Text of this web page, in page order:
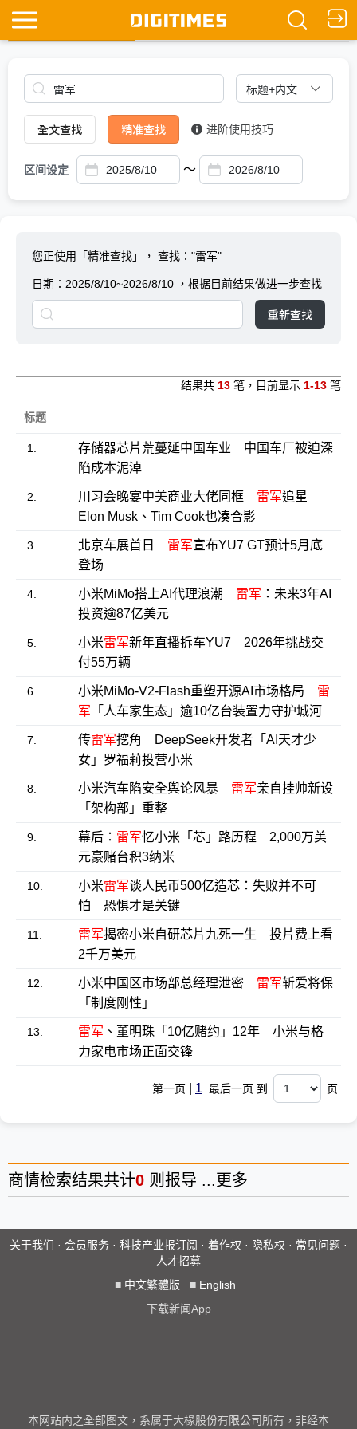
Ask DIGITIMES
全文查找 精准查找 进阶使用技巧
区间设定 ～
您正使用「精准查找」， 查找："雷军"
日期： 2025/8/10~2026/8/10 ，根据目前结果做进一步查找
重新查找
结果共 13 笔，目前显示 1-13 笔
标题
1.
存储器芯片荒蔓延中国车业 中国车厂被迫深
陷成本泥淖
2. 川习会晚宴中美商业大佬同框 雷军追星
Elon Musk、Tim Cook也凑合影
3. 北京车展首日 雷军宣布YU7 GT预计5月底
登场
4. 小米MiMo搭上AI代理浪潮 雷军 ：未来3年AI
投资逾87亿美元
5. 小米雷军新年直播拆车YU7 2026年挑战交
付55万辆
6. 小米MiMo-V2-Flash重塑开源AI市场格局 雷
军 「人车家生态」逾10亿台装置力守护城河
7. 传雷军挖角 DeepSeek开发者「AI天才少
女」罗福莉投营小米
8. 小米汽车陷安全舆论风暴 雷军亲自挂帅新设
「架构部」重整
9. 幕后： 雷军忆小米「芯」路历程 2,000万美
元豪赌台积3纳米
10. 小米雷军谈人民币500亿造芯：失败并不可
怕 恐惧才是关键
11. 雷军揭密小米自研芯片九死一生 投片费上看
2千万美元
12. 小米中国区市场部总经理泄密 雷军斩爱将保
「制度刚性」
13. 雷军 、董明珠「10亿赌约」12年 小米与格
力家电市场正面交锋
第一页 1 最后一页 到 页
商情检索结果共计0 则报导 ... 更多
关于我们 · 会员服务 · 科技产业报订阅 · 着作权 · 隐私权 · 常见问题 ·
人才招募
■ 中文繁體版 ■ English
下载新闻App
本网站内之全部图文，系属于大椽股份有限公司所有，非经本